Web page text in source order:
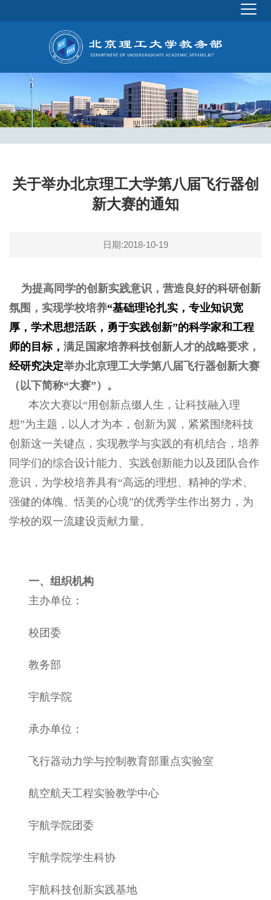
关于举办北京理工大学第八届飞行器创
新大赛的通知
日期:2018-10-19
为提高同学的创新实践意识，营造良好的科研创新
氛围，实现学校培养“基础理论扎实，专业知识宽
厚，学术思想活跃，勇于实践创新”的科学家和工程
师的目标， 满足国家培养科技创新人才的战略要求，
经研究决定举办北京理工大学第八届飞行器创新大赛
（以下简称“大赛”）。
本次大赛以“用创新点缀人生，让科技融入理
想”为主题，以人才为本，创新为翼，紧紧围绕科技
创新这一关键点，实现教学与实践的有机结合，培养
同学们的综合设计能力、实践创新能力以及团队合作
意识，为学校培养具有“高远的理想、精神的学术、
强健的体魄、恬美的心境”的优秀学生作出努力，为
学校的双一流建设贡献力量。
一、组织机构
主办单位：
校团委
教务部
宇航学院
承办单位：
飞行器动力学与控制教育部重点实验室
航空航天工程实验教学中心
宇航学院团委
宇航学院学生科协
宇航科技创新实践基地